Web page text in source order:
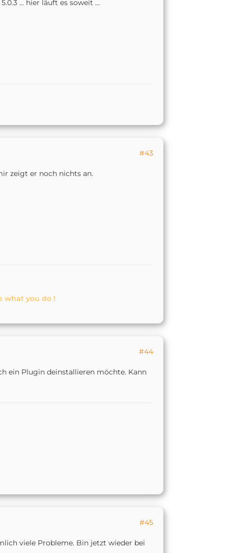
... hier läuft es soweit ...
#43
zeigt er noch nichts an.
what you do !
#44
ein Plugin deinstallieren möchte. Kann
#45
viele Probleme. Bin jetzt wieder bei